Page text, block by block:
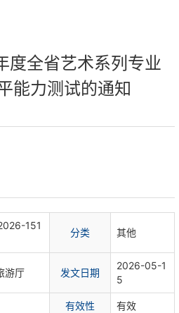
度全省艺术系列专业
能力测试的通知
151
分类 其他
游厅 发文日期
2026-05-1
5
有效性 有效